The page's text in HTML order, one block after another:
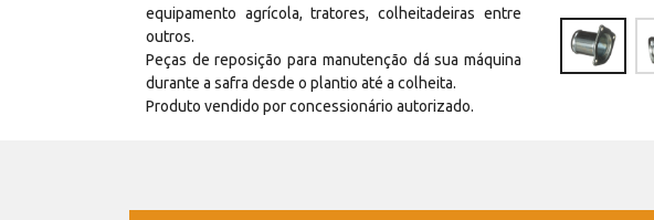
equipamento agrícola, tratores, colheitadeiras entre
outros.
Peças de reposição para manutenção dá sua máquina
durante a safra desde o plantio até a colheita.
Produto vendido por concessionário autorizado.